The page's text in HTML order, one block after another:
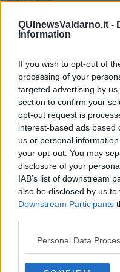
QUInewsValdarno.it -
Information
If you wish to opt-out of
processing of your
targeted advertising by
section to confirm your
opt-out request is
interest-based ads based
us or personal
your opt-out. You may
disclosure of your
IAB’s list of downstream
also be disclosed by us
Downstream Participants
Personal Data
Armiamoci e... avviatevi
Da Capodanno a Carnevale
Sor-riso amaro
Fine anno al ristorante
La festa di Capodanno
Natale 2024
Re e regnanti
A noi interessa il dito non
Come rubare allo stato e
Una performance
Il compagno
​Io (allo specchio)
Tramonto
Passato, presente, futuro
La virtù del non fare
Leggendo l'Eneide
​(In)sicurezza stradale
Il decalogo del politico